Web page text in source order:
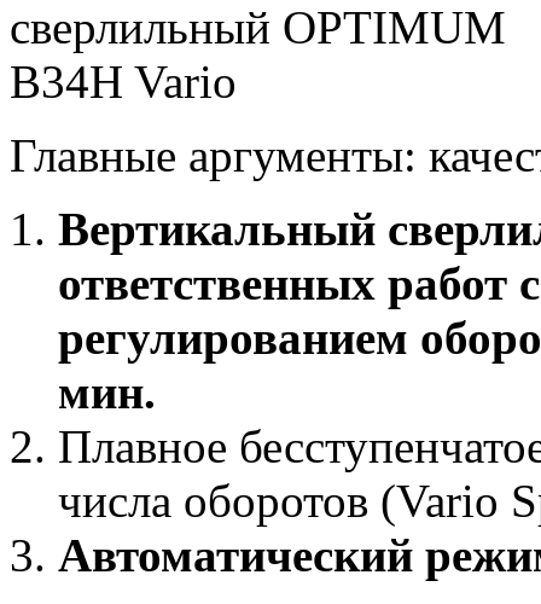
Главные аргументы:
Вертикальный
ответственных работ
регулированием
мин.
Плавное
числа оборотов (Vario
Автоматический